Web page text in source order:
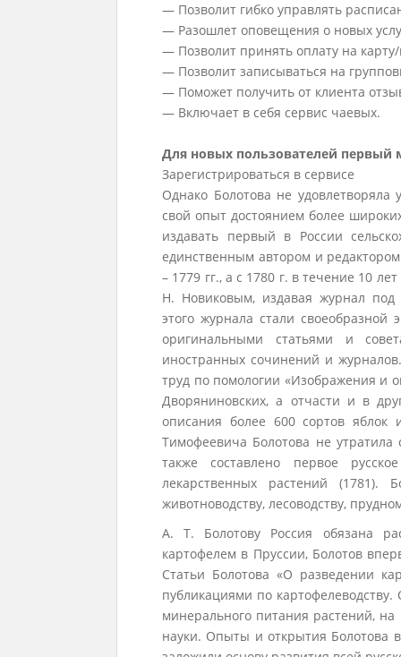
— Позволит гибко управлять
— Разошлет оповещения о новых
— Позволит принять оплату на
— Позволит записываться на
— Поможет получить от клиента
— Включает в себя сервис чаевых.
Для новых пользователей первый
Зарегистрироваться в сервисе
Однако Болотова не удовлетворяла
свой опыт достоянием более
издавать первый в России
единственным автором и
– 1779 гг., а с 1780 г. в течение 10
Н. Новиковым, издавая журнал
этого журнала стали своеобразной
оригинальными статьями и
иностранных сочинений и
труд по помологии «Изображения и
Дворяниновских, а отчасти и в
описания более 600 сортов
Тимофеевича Болотова не
также составлено первое
лекарственных растений (1781).
животноводству, лесоводству,
А. Т. Болотову Россия обязана
картофелем в Пруссии, Болотов
Статьи Болотова «О разведении
публикациями по
минерального питания растений,
науки. Опыты и открытия Болотова в